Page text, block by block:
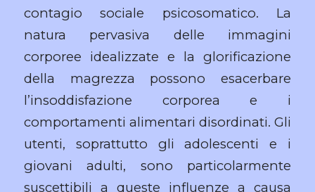
contagio sociale psicosomatico. La
natura pervasiva delle immagini
corporee idealizzate e la glorificazione
della magrezza possono esacerbare
l’insoddisfazione corporea e i
comportamenti alimentari disordinati. Gli
utenti, soprattutto gli adolescenti e i
giovani adulti, sono particolarmente
suscettibili a queste influenze a causa